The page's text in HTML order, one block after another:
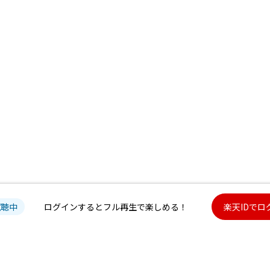
中 ログインするとフル再生で楽しめる！ 楽天IDでロ